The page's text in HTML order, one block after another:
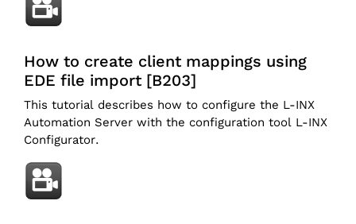
How to create client mappings using
EDE file import [B203]
This tutorial describes how to configure the L-INX
Automation Server with the configuration tool L-INX
Configurator.